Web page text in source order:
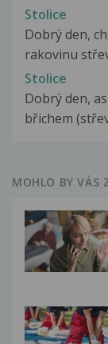
Stolice
Dobrý den,
rakovinu
Stolice
Dobrý den,
břichem
MOHLO BY VÁS